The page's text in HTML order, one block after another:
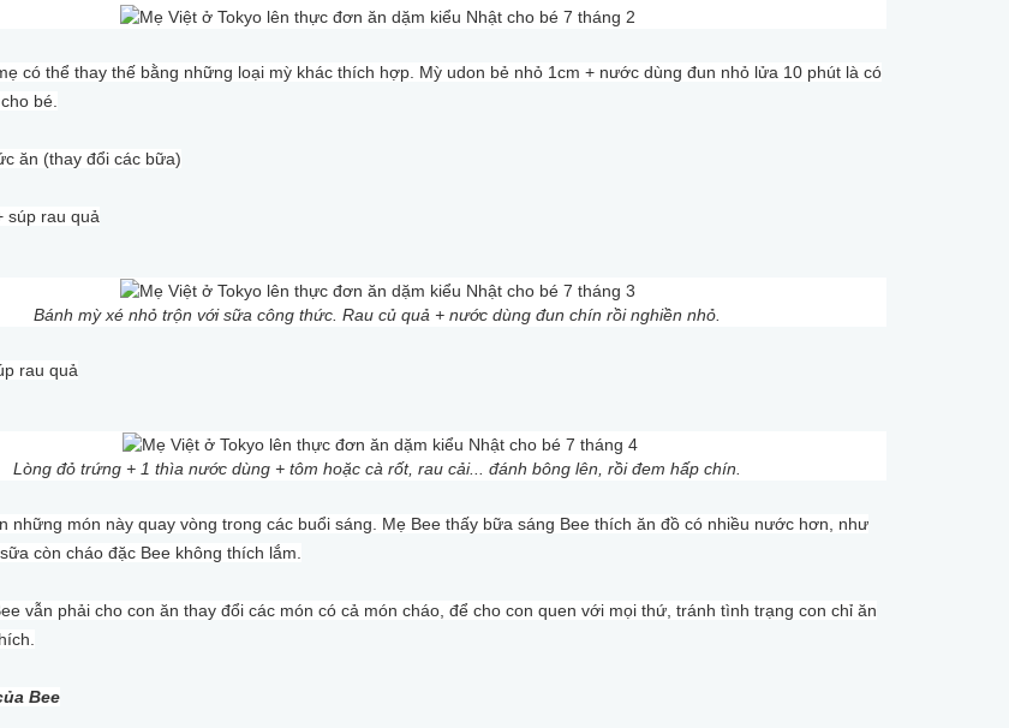
có thể thay thế bằng những loại mỳ khác thích hợp. Mỳ udon bẻ nhỏ 1cm + nước dùng đun nhỏ lửa 10 phút là có
bé.
ăn (thay đổi các bữa)
súp rau quả
Bánh mỳ xé nhỏ trộn với sữa công thức. Rau củ quả + nước dùng đun chín rồi nghiền nhỏ.
rau quả
Lòng đỏ trứng + 1 thìa nước dùng + tôm hoặc cà rốt, rau cải... đánh bông lên, rồi đem hấp chín.
những món này quay vòng trong các buổi sáng. Mẹ Bee thấy bữa sáng Bee thích ăn đồ có nhiều nước hơn, như
còn cháo đặc Bee không thích lắm.
vẫn phải cho con ăn thay đổi các món có cả món cháo, để cho con quen với mọi thứ, tránh tình trạng con chỉ ăn
Bee